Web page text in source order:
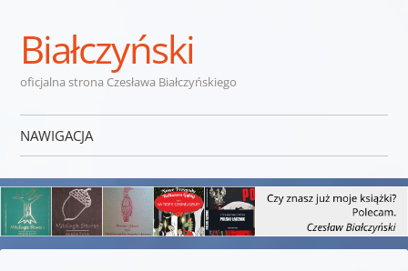
Białczyński
oficjalna strona Czesława Białczyńskiego
NAWIGACJA